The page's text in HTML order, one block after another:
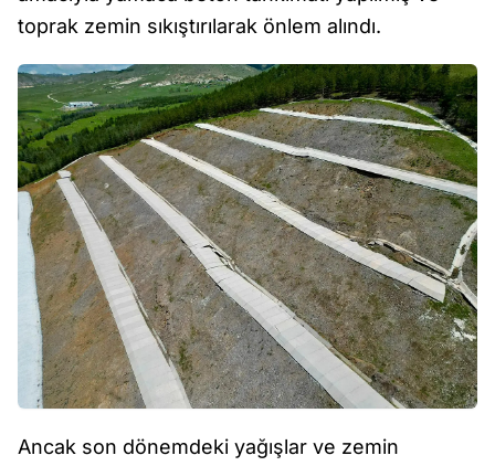
toprak zemin sıkıştırılarak önlem alındı.
Ancak son dönemdeki yağışlar ve zemin